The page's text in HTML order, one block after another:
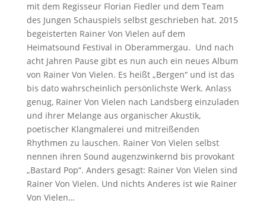
mit dem Regisseur Florian Fiedler und dem Team
des Jungen Schauspiels selbst geschrieben hat. 2015
begeisterten Rainer Von Vielen auf dem
Heimatsound Festival in Oberammergau. Und nach
acht Jahren Pause gibt es nun auch ein neues Album
von Rainer Von Vielen. Es heißt „Bergen“ und ist das
bis dato wahrscheinlich persönlichste Werk. Anlass
genug, Rainer Von Vielen nach Landsberg einzuladen
und ihrer Melange aus organischer Akustik,
poetischer Klangmalerei und mitreißenden
Rhythmen zu lauschen. Rainer Von Vielen selbst
nennen ihren Sound augenzwinkernd bis provokant
„Bastard Pop“. Anders gesagt: Rainer Von Vielen sind
Rainer Von Vielen. Und nichts Anderes ist wie Rainer
Von Vielen…